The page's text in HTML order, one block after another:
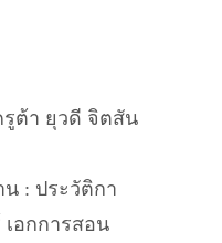
ต้า ยุวดี จิตสัน
: ประวัติกา
อกการสอน